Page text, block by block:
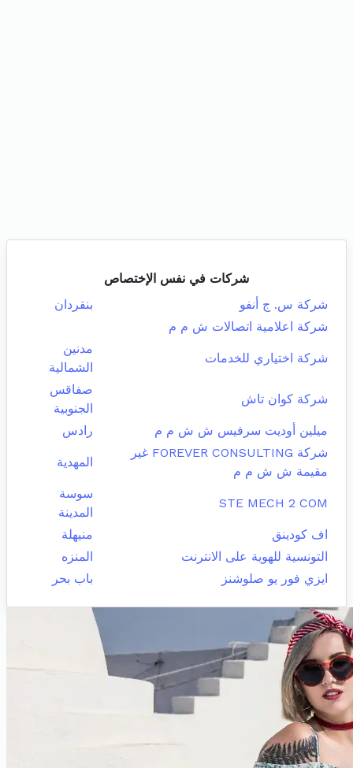
شركات في نفس الإختصاص
شركة س. ج أنفو
بنقردان
شركة اعلامية اتصالات ش م م
شركة اختياري للخدمات
مدنين
الشمالية
شركة كوان تاش
صفاقس
الجنوبية
ميلين أوديت سرفيس ش ش م م
رادس
شركة FOREVER CONSULTING غير
مقيمة ش ش م م
المهدية
STE MECH 2 COM
سوسة
المدينة
اف كودينق
منيهلة
التونسية للهوية على الانترنت
المنزه
ايزي فور يو صلوشنز
باب بحر